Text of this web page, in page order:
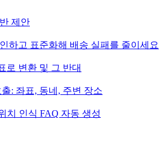
제안
하고 표준화해 배송 실패를 줄이세요
로 변환 및 그 반대
: 좌표, 동네, 주변 장소
치 인식 FAQ 자동 생성